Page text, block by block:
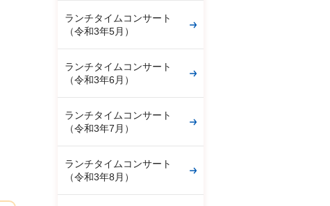
ランチタイムコンサート
（令和3年5月）
ランチタイムコンサート
（令和3年6月）
ランチタイムコンサート
（令和3年7月）
ランチタイムコンサート
（令和3年8月）